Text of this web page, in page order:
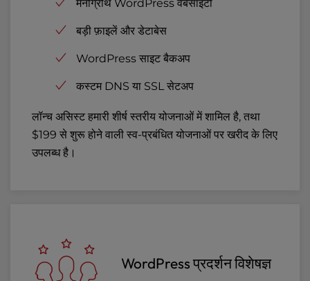
मनोग्रंथि WordPress वेबसाइटों
बड़ी फ़ाइलें और डेटाबेस
WordPress साइट बैकअप
कस्टम DNS या SSL सेटअप
लॉन्च असिस्ट हमारी शीर्ष स्तरीय योजनाओं में शामिल है, तथा
$199 से शुरू होने वाली स्व-प्रबंधित योजनाओं पर खरीद के लिए
उपलब्ध है।
WordPress प्रदर्शन विशेषज्ञ